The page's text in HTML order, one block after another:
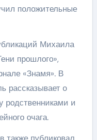
положительные
Михаила
прошлого»,
«Знамя». В
рассказывает о
и
очага.